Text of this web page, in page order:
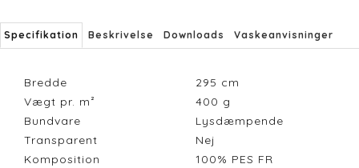
Specifikation Beskrivelse Downloads Vaskeanvisninger
Bredde 295 cm
Vægt pr. m²
400 g
Bundvare
Lysdæmpende
Transparent
Nej
Komposition
100% PES FR